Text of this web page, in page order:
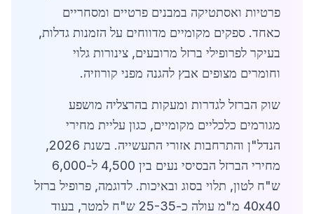
פרטיות ואסתטיקה במבנים פרטיים ומסחריים
כאחד. ספקים מקומיים מדווחים על הזמנות גדלות,
בעיקר לפרופילי ברזל מרובעים, צינורות גלוי
וחומרים מצופים אבץ להגנה מפני קורוזיה.
שוק הברזל לגדרות ומעקות בהרצליה מושפע
מגורמים כלכליים מקומיים, כגון עליית מחירי
הנדל"ן והתרחבות אזורי התעשייה. בשנת 2026,
מחירי הברזל הבסיסי נעים בין 4,500 ל-6,000
ש"ח לטון, תלוי בסוג ובאיכות. לדוגמה, פרופיל ברזל
40x40 מ"מ עולה כ-25-35 ש"ח למטר, בעוד